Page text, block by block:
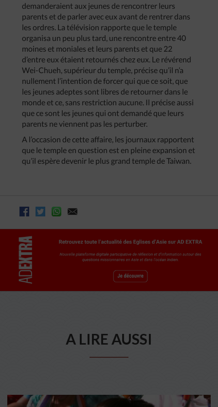
demanderaient aux jeunes de rencontrer leurs
parents et de parler avec eux avant de rentrer dans
les ordres. La télévision rapporte que le temple
organisa un peu plus tard, une rencontre entre 40
moines et moniales et leurs parents et que 22
d’entre eux étaient retournés chez eux. Le révérend
Wei-Chueh, supérieur du temple, précise qu’il n’a
nullement l’intention de forcer qui que ce soit, que
les jeunes adeptes sont libres de retourner dans le
monde et ce, sans restriction aucune. Il précise aussi
que ce sont les jeunes qui ont demandé que leurs
parents ne viennent pas les perturber.
A l’occasion de cette affaire, les journaux rapportent
que le temple en question est en pleine expansion et
qu’il espère devenir le plus grand temple de Taiwan.
A LIRE AUSSI